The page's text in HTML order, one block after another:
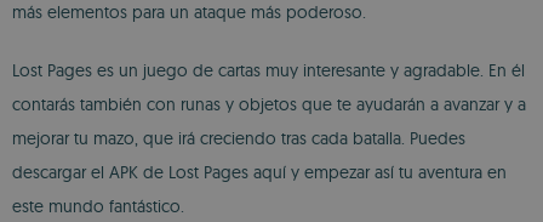
más elementos para un ataque más poderoso.
Lost Pages es un juego de cartas muy interesante y agradable. En él
contarás también con runas y objetos que te ayudarán a avanzar y a
mejorar tu mazo, que irá creciendo tras cada batalla. Puedes
descargar el APK de Lost Pages aquí y empezar así tu aventura en
este mundo fantástico.